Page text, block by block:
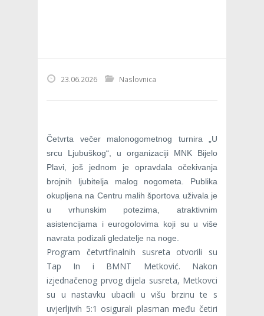
23.06.2026 Naslovnica
Četvrta večer malonogometnog turnira „U
srcu Ljubuškog“, u organizaciji MNK Bijelo
Plavi, još jednom je opravdala očekivanja
brojnih ljubitelja malog nogometa. Publika
okupljena na Centru malih športova uživala je
u vrhunskim potezima, atraktivnim
asistencijama i eurogolovima koji su u više
navrata podizali gledatelje na noge.
Program četvrtfinalnih susreta otvorili su
Tap In i BMNT Metković. Nakon
izjednačenog prvog dijela susreta, Metkovci
su u nastavku ubacili u višu brzinu te s
uvjerljivih 5:1 osigurali plasman među četiri